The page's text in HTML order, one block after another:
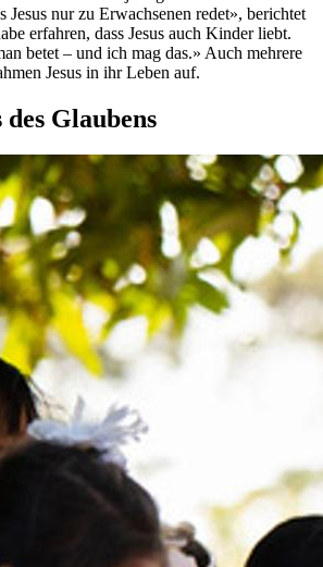
Jesus nur zu Erwachsenen redet», berichtet
erfahren, dass Jesus auch Kinder liebt.
betet – und ich mag das.» Auch mehrere
Jesus in ihr Leben auf.
Glaubens